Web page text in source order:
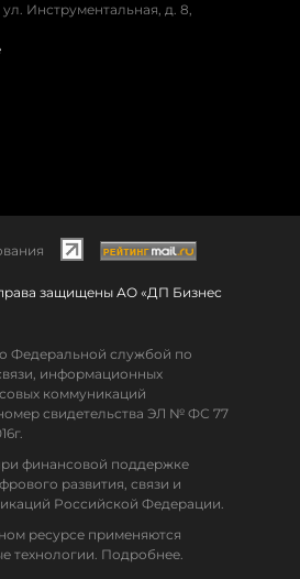
Инструментальная, д. 8,
защищены АО «ДП Бизнес
Федеральной службой по
информационных
коммуникаций
свидетельства ЭЛ № ФС 77
финансовой поддержке
развития, связи и
Российской Федерации.
ресурсе применяются
технологии. Подробнее.